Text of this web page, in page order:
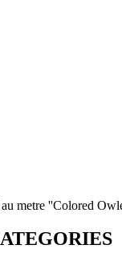
metre ''Colored